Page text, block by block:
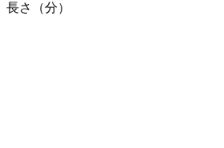
長さ（分）